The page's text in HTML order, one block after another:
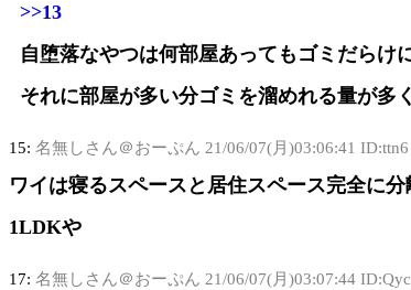
>>13
自堕落なやつは何部屋あってもゴミだらけ
それに部屋が多い分ゴミを溜めれる量が多
15: 名無しさん＠おーぷん 21/06/07(月)03:06:41 ID:ttn6
ワイは寝るスペースと居住スペース完全に
1LDKや
17: 名無しさん＠おーぷん 21/06/07(月)03:07:44